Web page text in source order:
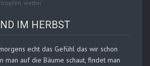
wetter
IM HERBST
echt das Gefühl das wir schon
man auf die Bäume schaut, findet man